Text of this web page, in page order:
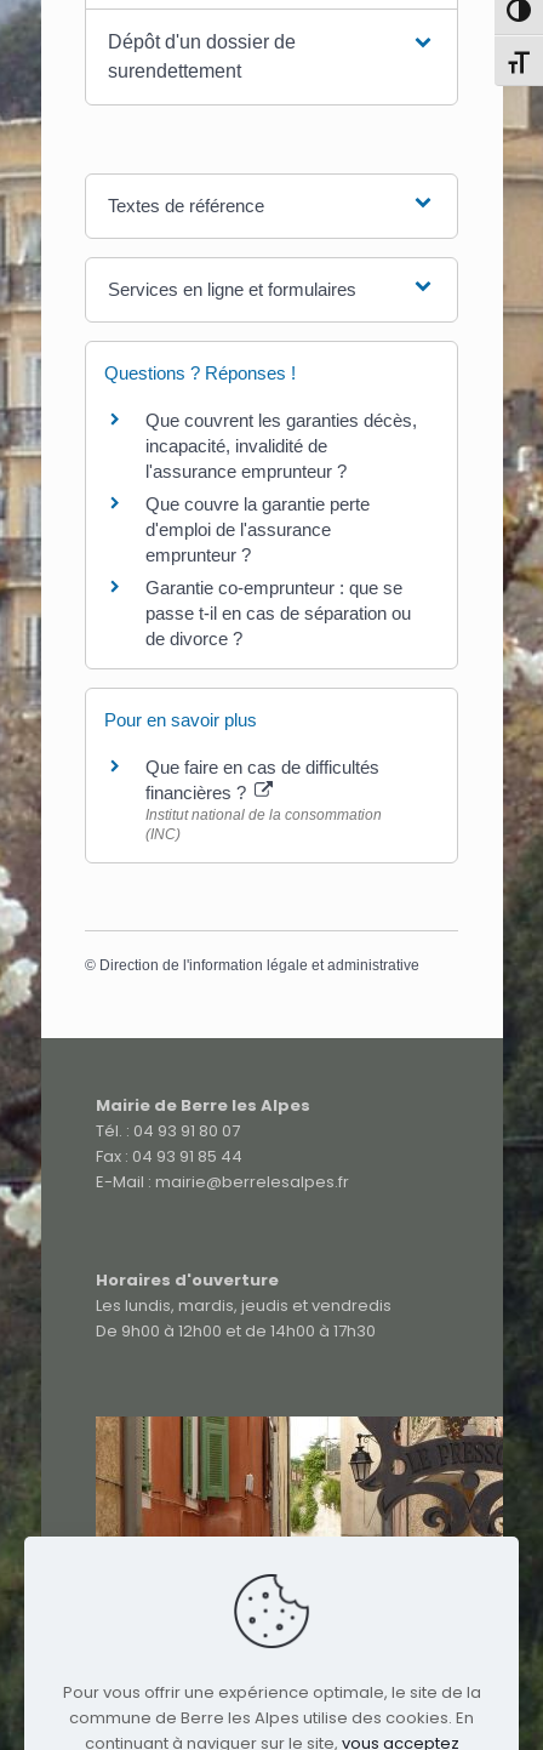
Dépôt d'un dossier de
surendettement
Textes de référence
Services en ligne et formulaires
Questions ? Réponses !
Que couvrent les garanties décès,
incapacité, invalidité de
l'assurance emprunteur ?
Que couvre la garantie perte
d'emploi de l'assurance
emprunteur ?
Garantie co-emprunteur : que se
passe t-il en cas de séparation ou
de divorce ?
Pour en savoir plus
Que faire en cas de difficultés
financières ?
Institut national de la consommation
(INC)
© Direction de l'information légale et administrative
Mairie de Berre les Alpes
Tél. : 04 93 91 80 07
Fax : 04 93 91 85 44
E-Mail : mairie@berrelesalpes.fr
Horaires d'ouverture
Les lundis, mardis, jeudis et vendredis
De 9h00 à 12h00 et de 14h00 à 17h30
Pour vous offrir une expérience optimale, le site de la
commune de Berre les Alpes utilise des cookies. En
continuant à naviguer sur le site, vous acceptez